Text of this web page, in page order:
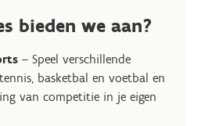
bieden we aan?
– Speel verschillende
basketbal en voetbal en
van competitie in je eigen